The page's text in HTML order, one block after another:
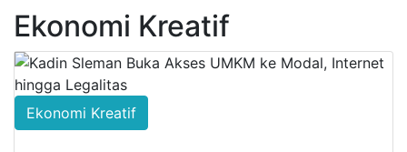
Ekonomi Kreatif
Ekonomi Kreatif